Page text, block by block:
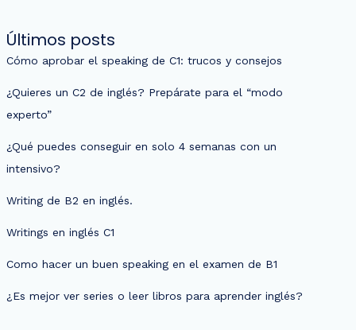
Últimos posts
Cómo aprobar el speaking de C1: trucos y consejos
¿Quieres un C2 de inglés? Prepárate para el “modo
experto”
¿Qué puedes conseguir en solo 4 semanas con un
intensivo?
Writing de B2 en inglés.
Writings en inglés C1
Como hacer un buen speaking en el examen de B1
¿Es mejor ver series o leer libros para aprender inglés?